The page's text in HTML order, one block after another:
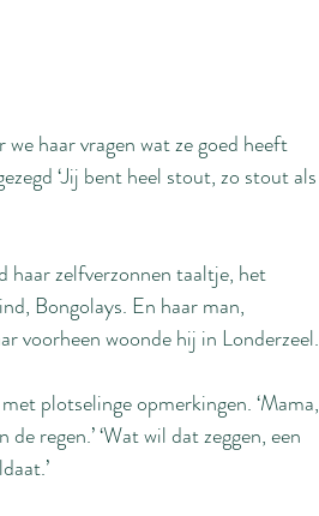
haar vragen wat ze goed heeft
‘Jij bent heel stout, zo stout als
haar zelfverzonnen taaltje, het
Bongolays. En haar man,
voorheen woonde hij in Londerzeel.
plotselinge opmerkingen. ‘Mama,
regen.’ ‘Wat wil dat zeggen, een